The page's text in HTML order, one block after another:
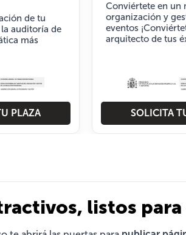
de tu
auditoría de
más
PLAZA
Conviértete en un
organización y
eventos
arquitecto de tus
SOLICITA
listos